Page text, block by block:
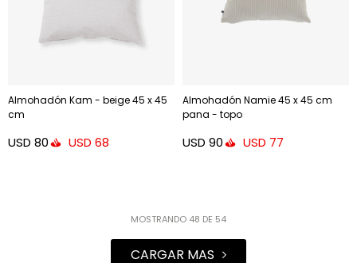
Almohadón Kam - beige 45 x 45
cm
USD 80 USD 68
Almohadón Namie 45 x 45 cm
pana - topo
USD 90 USD 77
MOSTRANDO 48 DE 54